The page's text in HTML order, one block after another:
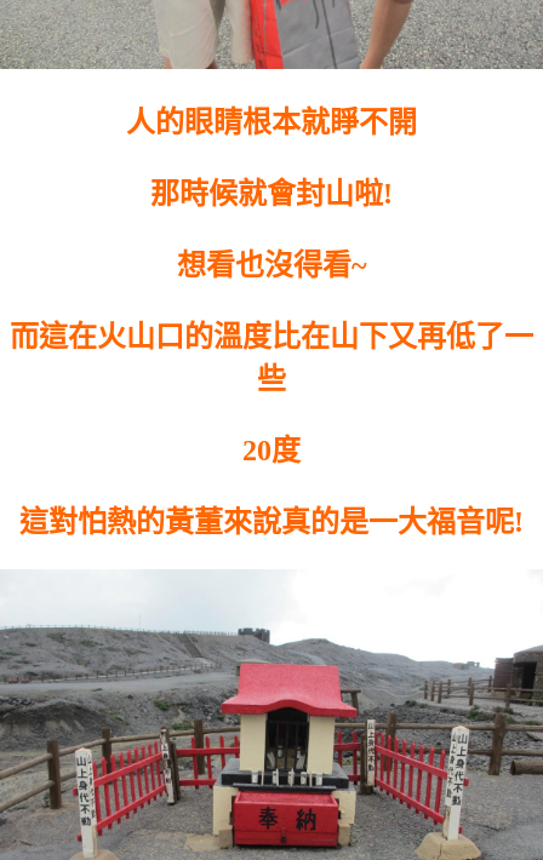
人的眼睛根本就睜不開
那時候就會封山啦!
想看也沒得看~
而這在火山口的溫度比在山下又再低了一
些
20度
這對怕熱的黃董來說真的是一大福音呢!